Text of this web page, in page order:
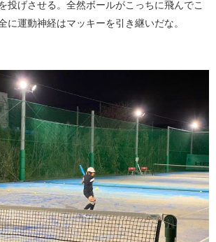
投げさせる。全然ボールがこっちに飛んでこ
に運動神経はマッキーを引き継いだな。